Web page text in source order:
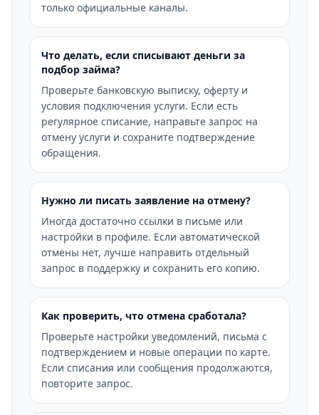
только официальные каналы.
Что делать, если списывают деньги за
подбор займа?
Проверьте банковскую выписку, оферту и
условия подключения услуги. Если есть
регулярное списание, направьте запрос на
отмену услуги и сохраните подтверждение
обращения.
Нужно ли писать заявление на отмену?
Иногда достаточно ссылки в письме или
настройки в профиле. Если автоматической
отмены нет, лучше направить отдельный
запрос в поддержку и сохранить его копию.
Как проверить, что отмена сработала?
Проверьте настройки уведомлений, письма с
подтверждением и новые операции по карте.
Если списания или сообщения продолжаются,
повторите запрос.